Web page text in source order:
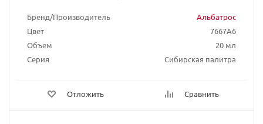
Бренд/Производитель
Альбатрос
Цвет
7667A6
Объем
20 мл
Серия
Сибирская палитра
Отложить Сравнить